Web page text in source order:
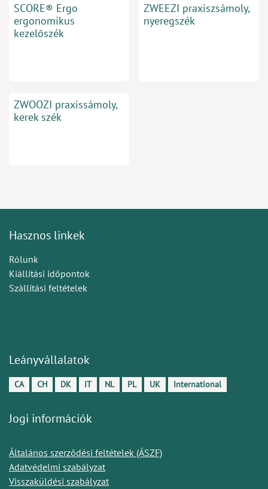
SCORE® Ergo
ergonomikus
kezelőszék
ZWEEZI praxiszsámoly,
nyeregszék
ZWOOZI praxissámoly,
kerek szék
Hasznos linkek
Rólunk
Kiállítási időpontok
Szállítási feltételek
Leányvállalatok
CA CH DK IT NL PL UK International
Jogi információk
Általános szerződési feltételek (ÁSZF)
Adatvédelmi szabályzat
Visszaküldési szabályzat